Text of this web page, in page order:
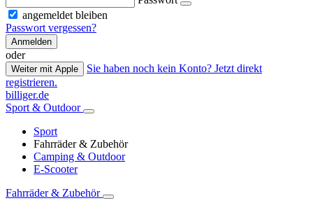
angemeldet bleiben
Passwort vergessen?
Anmelden
oder
Weiter mit Apple
Sie haben noch kein Konto? Jetzt direkt
registrieren.
billiger.de
Sport & Outdoor
Sport
Fahrräder & Zubehör
Camping & Outdoor
E-Scooter
Fahrräder & Zubehör